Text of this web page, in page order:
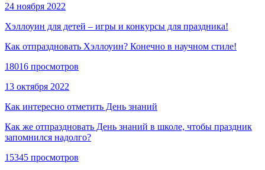
24 ноября 2022
Хэллоуин для детей – игры и конкурсы для праздника!
Как отпраздновать Хэллоуин? Конечно в научном стиле!
18016 просмотров
13 октября 2022
Как интересно отметить День знаний
Как же отпраздновать День знаний в школе, чтобы праздник
запомнился надолго?
15345 просмотров